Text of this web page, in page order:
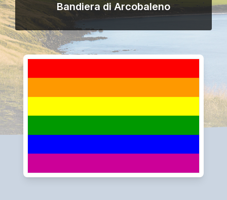
Bandiera di Arcobaleno